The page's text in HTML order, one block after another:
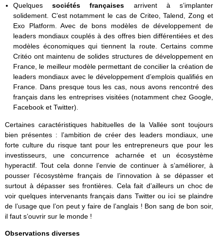
Quelquessociétés françaises arrivent à s’implanter
solidement. C’est notamment le cas de Criteo, Talend, Zong et
Exo Platform. Avec de bons modèles de développement de
leaders mondiaux couplés à des offres bien différentiées et des
modèles économiques qui tiennent la route. Certains comme
Critéo ont maintenu de solides structures de développement en
France, le meilleur modèle permettant de concilier la création de
leaders mondiaux avec le développement d’emplois qualifiés en
France. Dans presque tous les cas, nous avons rencontré des
français dans les entreprises visitées (notamment chez Google,
Facebook et Twitter).
Certaines caractéristiques habituelles de la Vallée sont toujours
bien présentes : l’ambition de créer des leaders mondiaux, une
forte culture du risque tant pour les entrepreneurs que pour les
investisseurs, une concurrence acharnée et un écosystème
hyperactif. Tout cela donne l’envie de continuer à s’améliorer, à
pousser l’écosystème français de l’innovation à se dépasser et
surtout à dépasser ses frontières. Cela fait d’ailleurs un choc de
voir quelques intervenants français dans Twitter ou ici se plaindre
de l’usage que l’on peut y faire de l’anglais ! Bon sang de bon soir,
il faut s’ouvrir sur le monde !
Observations diverses